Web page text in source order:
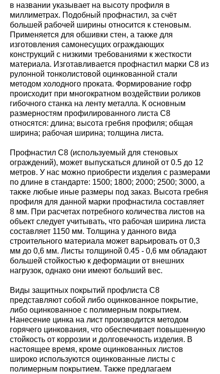
в названии указывает на высоту профиля в
миллиметрах. Подобный профнастил, за счёт
большей рабочей ширины относится к стеновым.
Применяется для обшивки стен, а также для
изготовления самонесущих ограждающих
конструкций с низкими требованиями к жесткости
материала. Изготавливается профнастил марки С8 из
рулонной тонколистовой оцинкованной стали
методом холодного проката. Формирование гофр
происходит при многократном воздействии роликов
гибочного станка на ленту металла. К основным
размерностям профилированного листа С8
относятся: длина; высота гребня профиля; общая
ширина; рабочая ширина; толщина листа.
Профнастил С8 (используемый для стеновых
ограждений), может выпускаться длиной от 0.5 до 12
метров. У нас можно приобрести изделия с размерами
по длине в стандарте: 1500; 1800; 2000; 2500; 3000, а
также любые иные размеры под заказ. Высота гребня
профиля для данной марки профнастила составляет
8 мм. При расчетах потребного количества листов на
объект следует учитывать, что рабочая ширина листа
составляет 1150 мм. Толщина у данного вида
строительного материала может варьировать от 0,3
мм до 0,6 мм. Листы толщиной 0.45 - 0,6 мм обладают
большей стойкостью к деформации от внешних
нагрузок, однако они имеют больший вес.
Виды защитных покрытий профлиста С8
представляют собой либо оцинкованное покрытие,
либо оцинкованное с полимерным покрытием.
Нанесение цинка на лист производится методом
горячего цинкования, что обеспечивает повышенную
стойкость от коррозии и долговечность изделия. В
настоящее время, кроме оцинкованных листов
широко используются оцинкованные листы с
полимерным покрытием. Также предлагаем